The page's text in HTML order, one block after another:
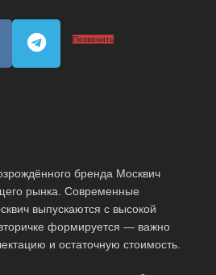
Позвонить
бренда Москвич
рынка. Современные
выпускаются с высокой
формируется — важно
и остаточную стоимость.